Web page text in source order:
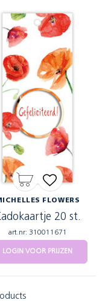
FLOWERS
20 st.
art.nr: 310011671
LOGIN VOOR PRIJZEN